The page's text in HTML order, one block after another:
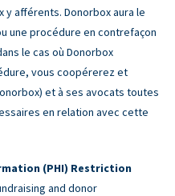
afférents. Donorbox aura le
une procédure en contrefaçon
le cas où Donorbox
vous coopérerez et
et à ses avocats toutes
en relation avec cette
(PHI) Restriction
and donor